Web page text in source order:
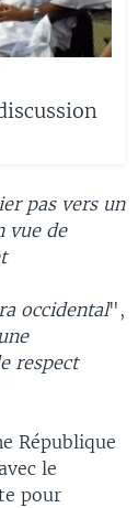
pas vers un
vue de
occidental",
une
respect
République
le
pour